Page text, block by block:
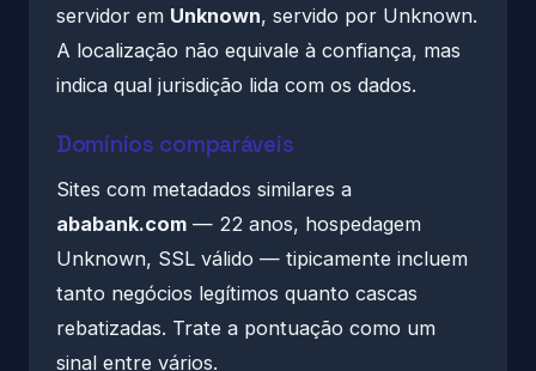
servidor em Unknown, servido por Unknown.
A localização não equivale à confiança, mas
indica qual jurisdição lida com os dados.
Domínios comparáveis
Sites com metadados similares a
ababank.com — 22 anos, hospedagem
Unknown, SSL válido — tipicamente incluem
tanto negócios legítimos quanto cascas
rebatizadas. Trate a pontuação como um
sinal entre vários.